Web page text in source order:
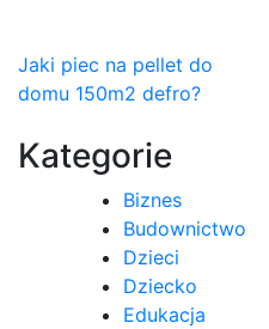
Nawigacja
wpisu
Jaki piec na pellet do
domu 150m2 defro?
Kategorie
Biznes
Budownictwo
Dzieci
Dziecko
Edukacja